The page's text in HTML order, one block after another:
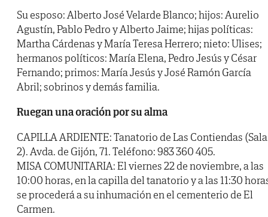
Su esposo: Alberto José Velarde Blanco; hijos: Aurelio
Agustín, Pablo Pedro y Alberto Jaime; hijas políticas:
Martha Cárdenas y María Teresa Herrero; nieto: Ulises;
hermanos políticos: María Elena, Pedro Jesús y César
Fernando; primos: María Jesús y José Ramón García
Abril; sobrinos y demás familia.
Ruegan una oración por su alma
CAPILLA ARDIENTE: Tanatorio de Las Contiendas (Sala
2). Avda. de Gijón, 71. Teléfono: 983 360 405.
MISA COMUNITARIA: El viernes 22 de noviembre, a las
10:00 horas, en la capilla del tanatorio y a las 11:30
se procederá a su inhumación en el cementerio de El
Carmen.